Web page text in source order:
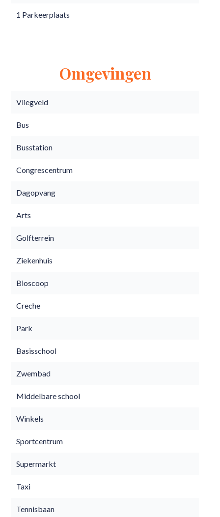
1 Parkeerplaats
Omgevingen
Vliegveld
Bus
Busstation
Congrescentrum
Dagopvang
Arts
Golfterrein
Ziekenhuis
Bioscoop
Creche
Park
Basisschool
Zwembad
Middelbare school
Winkels
Sportcentrum
Supermarkt
Taxi
Tennisbaan